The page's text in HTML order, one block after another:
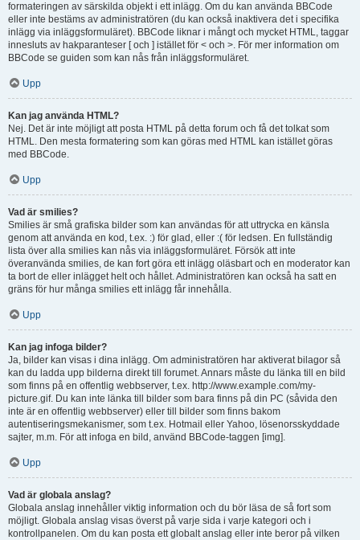
formateringen av särskilda objekt i ett inlägg. Om du kan använda BBCode
eller inte bestäms av administratören (du kan också inaktivera det i specifika
inlägg via inläggsformuläret). BBCode liknar i mångt och mycket HTML, taggar
innesluts av hakparanteser [ och ] istället för < och >. För mer information om
BBCode se guiden som kan nås från inläggsformuläret.
Upp
Kan jag använda HTML?
Nej. Det är inte möjligt att posta HTML på detta forum och få det tolkat som
HTML. Den mesta formatering som kan göras med HTML kan istället göras
med BBCode.
Upp
Vad är smilies?
Smilies är små grafiska bilder som kan användas för att uttrycka en känsla
genom att använda en kod, t.ex. :) för glad, eller :( för ledsen. En fullständig
lista över alla smilies kan nås via inläggsformuläret. Försök att inte
överanvända smilies, de kan fort göra ett inlägg oläsbart och en moderator kan
ta bort de eller inlägget helt och hållet. Administratören kan också ha satt en
gräns för hur många smilies ett inlägg får innehålla.
Upp
Kan jag infoga bilder?
Ja, bilder kan visas i dina inlägg. Om administratören har aktiverat bilagor så
kan du ladda upp bilderna direkt till forumet. Annars måste du länka till en bild
som finns på en offentlig webbserver, t.ex. http://www.example.com/my-
picture.gif. Du kan inte länka till bilder som bara finns på din PC (såvida den
inte är en offentlig webbserver) eller till bilder som finns bakom
autentiseringsmekanismer, som t.ex. Hotmail eller Yahoo, lösenorsskyddade
sajter, m.m. För att infoga en bild, använd BBCode-taggen [img].
Upp
Vad är globala anslag?
Globala anslag innehåller viktig information och du bör läsa de så fort som
möjligt. Globala anslag visas överst på varje sida i varje kategori och i
kontrollpanelen. Om du kan posta ett globalt anslag eller inte beror på vilken